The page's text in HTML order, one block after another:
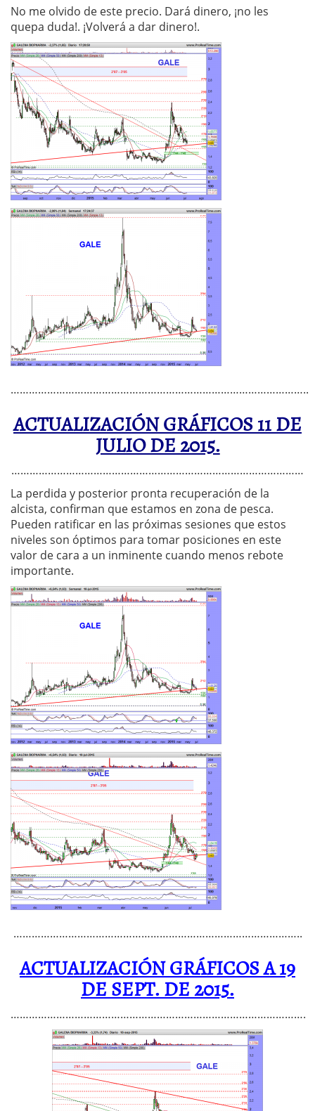
No me olvido de este precio. Dará dinero, ¡no les
quepa duda!. ¡Volverá a dar dinero!.
……………………………………………………………………………………..
ACTUALIZACIÓN GRÁFICOS 11 DE
JULIO DE 2015.
……………………………………………………………………………………
La perdida y posterior pronta recuperación de la
alcista, confirman que estamos en zona de pesca.
Pueden ratificar en las próximas sesiones que estos
niveles son óptimos para tomar posiciones en este
valor de cara a un inminente cuando menos rebote
importante.
…………………………………………………………………………………..
ACTUALIZACIÓN GRÁFICOS A 19
DE SEPT. DE 2015.
…………………………………………………………………………………….